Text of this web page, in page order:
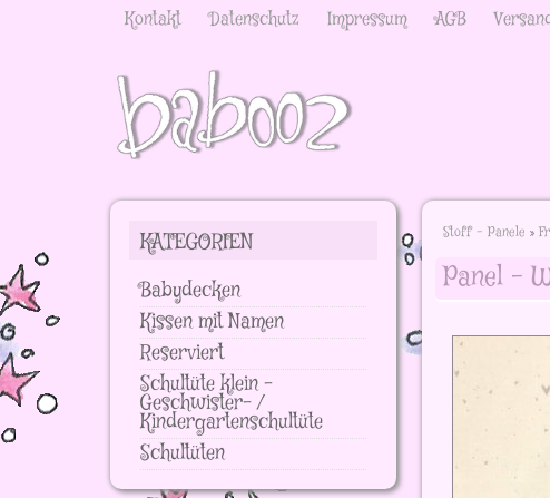
Kontakt Datenschutz Impressum AGB
Stoff - Panele »
Panel -
KATEGORIEN
Babydecken
Kissen mit Namen
Reserviert
Schultüte klein -
Geschwister- /
Kindergartenschultüte
Schultüten